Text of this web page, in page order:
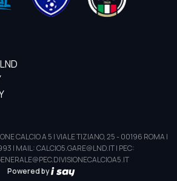
CALCIO A 5 | VIALE TIZIANO, 25 - 00196 ROMA |
| MAIL: CALCIO5.GARE@LND.IT | PEC:
Powered by